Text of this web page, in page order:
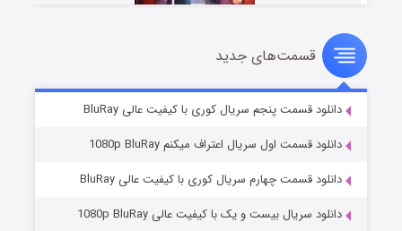
سریال زشت
قسمت۵ (زیرنویس) منتشر شد
قسمت‌های جدید
دانلود قسمت پنجم سریال کوری با کیفیت عالی BluRay
دانلود قسمت اول سریال اعتراف میکنم 1080p BluRay
دانلود قسمت چهارم سریال کوری با کیفیت عالی BluRay
دانلود سریال بیست و یک با کیفیت عالی 1080p BluRay